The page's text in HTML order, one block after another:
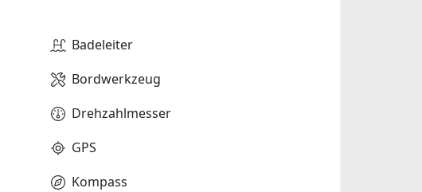
Badeleiter
Bordwerkzeug
Drehzahlmesser
GPS
Kompass